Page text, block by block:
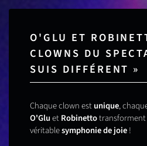
O'GLU ET
CLOWNS DU
SUIS DIFFÉRENT »
Chaque clown estunique,
O'GluetRobinetto
véritablesymphonie de joie!